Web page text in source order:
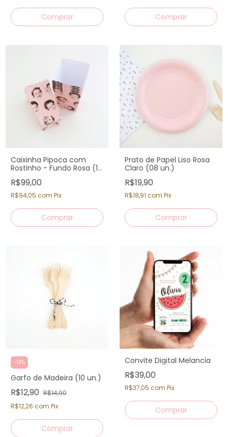
Caixinha Pipoca com
Rostinho - Fundo Rosa (12
un)
R$99,00
R$94,05 com Pix
Prato de Papel Liso Rosa
Claro (08 un.)
R$19,90
R$18,91 com Pix
-13%
Garfo de Madeira (10 un.)
R$12,90 R$14,90
R$12,26 com Pix
Convite Digital Melancia
R$39,00
R$37,05 com Pix